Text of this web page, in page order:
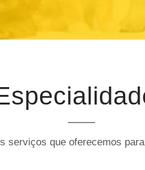
serviços que oferecemos